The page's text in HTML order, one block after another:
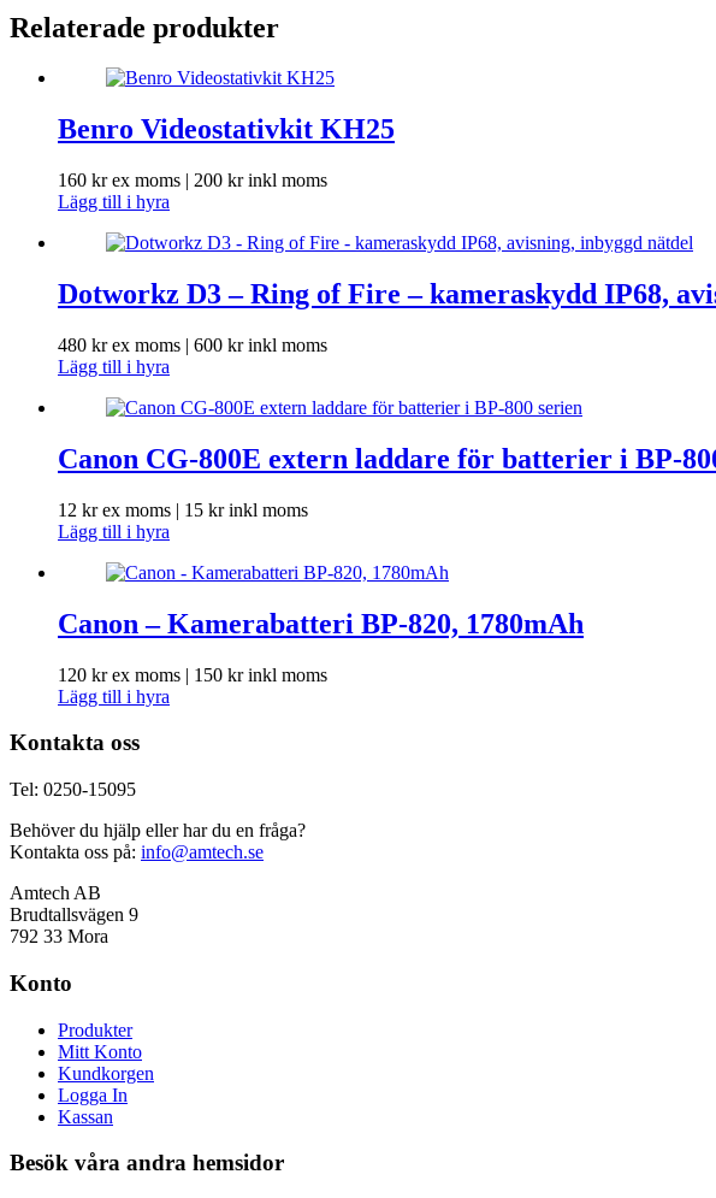
Relaterade produkter
Benro Videostativkit KH25
160 krex moms | 200 krinkl moms
Lägg till i hyra
Dotworkz D3 – Ring of Fire – kameraskydd IP68,
480 krex moms | 600 krinkl moms
Lägg till i hyra
Canon CG-800E extern laddare för batterier i BP-
12 krex moms | 15 krinkl moms
Lägg till i hyra
Canon – Kamerabatteri BP-820, 1780mAh
120 krex moms | 150 krinkl moms
Lägg till i hyra
Kontakta oss
Tel: 0250-15095
Behöver du hjälp eller har du en fråga?
Kontakta oss på: info@amtech.se
Amtech AB
Brudtallsvägen 9
792 33 Mora
Konto
Produkter
Mitt Konto
Kundkorgen
Logga In
Kassan
Besök våra andra hemsidor